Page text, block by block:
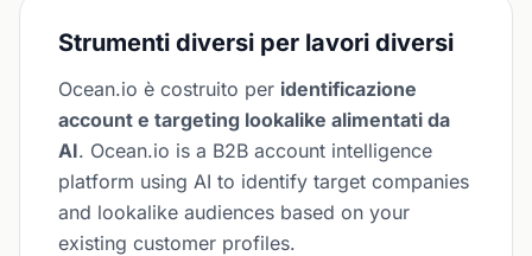
Strumenti diversi per lavori diversi
Ocean.io è costruito per identificazione
account e targeting lookalike alimentati da
AI. Ocean.io is a B2B account intelligence
platform using AI to identify target companies
and lookalike audiences based on your
existing customer profiles.